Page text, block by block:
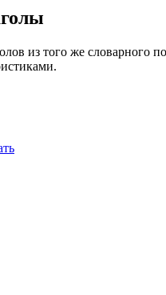
из того же словарного